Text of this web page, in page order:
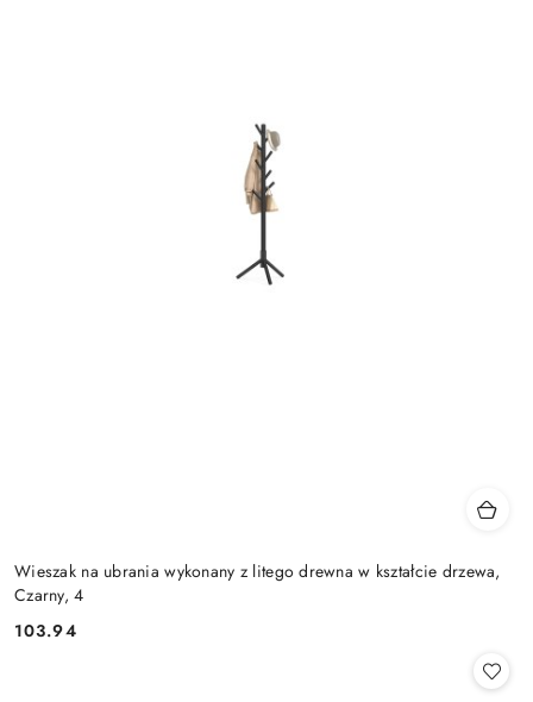
Wieszak na ubrania wykonany z litego drewna w kształcie drzewa,
Czarny, 4
Cena:
103.94